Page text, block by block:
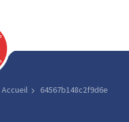
Accueil 64567b148c2f9d6e